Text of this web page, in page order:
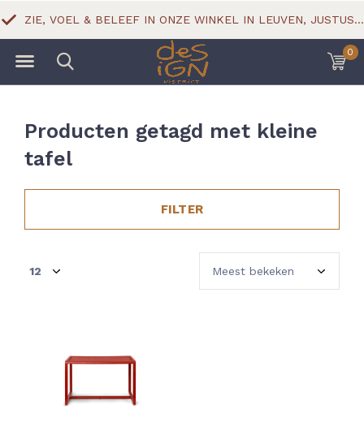
0
ZIE, VOEL & BELEEF IN ONZE WINKEL IN LEUVEN, JUSTUS LIPSIUSSTRAAT 18
Producten getagd met kleine
tafel
FILTER